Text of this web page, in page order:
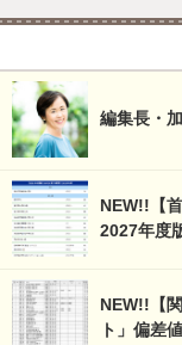
編集長・
NEW!!【
2027年度
NEW!!【
ト」偏差